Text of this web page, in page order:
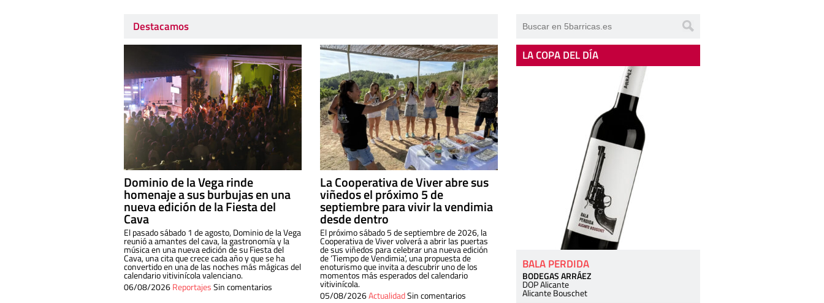
Destacamos
Dominio de la Vega rinde
homenaje a sus burbujas en una
nueva edición de la Fiesta del
Cava
El pasado sábado 1 de agosto, Dominio de la Vega
reunió a amantes del cava, la gastronomía y la
música en una nueva edición de su Fiesta del
Cava, una cita que crece cada año y que se ha
convertido en una de las noches más mágicas del
calendario vitivinícola valenciano.
06/08/2026ReportajesSin comentarios
La Cooperativa de Viver abre sus
viñedos el próximo 5 de
septiembre para vivir la vendimia
desde dentro
El próximo sábado 5 de septiembre de 2026, la
Cooperativa de Viver volverá a abrir las puertas
de sus viñedos para celebrar una nueva edición
de ‘Tiempo de Vendimia’, una propuesta de
enoturismo que invita a descubrir uno de los
momentos más esperados del calendario
vitivinícola.
05/08/2026ActualidadSin comentarios
LA COPA DEL DÍA
BALA PERDIDA
BODEGAS ARRÁEZ
DOP Alicante
Alicante Bouschet